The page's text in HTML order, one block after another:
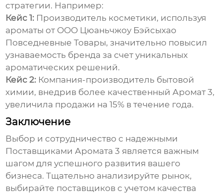
стратегии. Например:
Кейс 1: Производитель косметики, используя
ароматы от ООО Цюаньчжоу Бэйсыхао
Повседневные Товары, значительно повысил
узнаваемость бренда за счет уникальных
ароматических решений.
Кейс 2: Компания-производитель бытовой
химии, внедрив более качественныйАромат 3,
увеличила продажи на 15% в течение года.
Заключение
Выбор и сотрудничество с надежными
Поставщиками Аромата 3 является важным
шагом для успешного развития вашего
бизнеса. Тщательно анализируйте рынок,
выбирайте поставщиков с учетом качества